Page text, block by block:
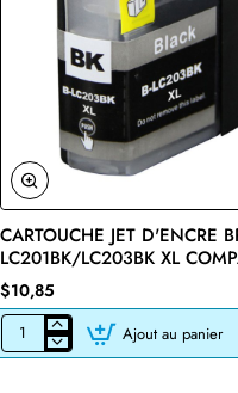
CARTOUCHE JET D'ENCRE
LC201BK/LC203BK XL
$10,85
CARTOUCHE
JET
Ajout au panier